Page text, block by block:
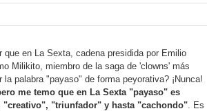
en La Sexta, cadena presidida por Emilio
Milikito, miembro de la saga de 'clowns' más
palabra "payaso" de forma peyorativa? ¡Nunca!
me temo que en La Sexta "payaso" es
"triunfador" y hasta "cachondo". Es